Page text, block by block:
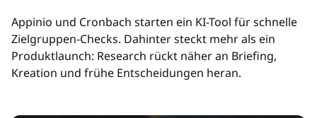
Appinio und Cronbach starten ein KI-Tool für schnelle
Zielgruppen-Checks. Dahinter steckt mehr als ein
Produktlaunch: Research rückt näher an Briefing,
Kreation und frühe Entscheidungen heran.